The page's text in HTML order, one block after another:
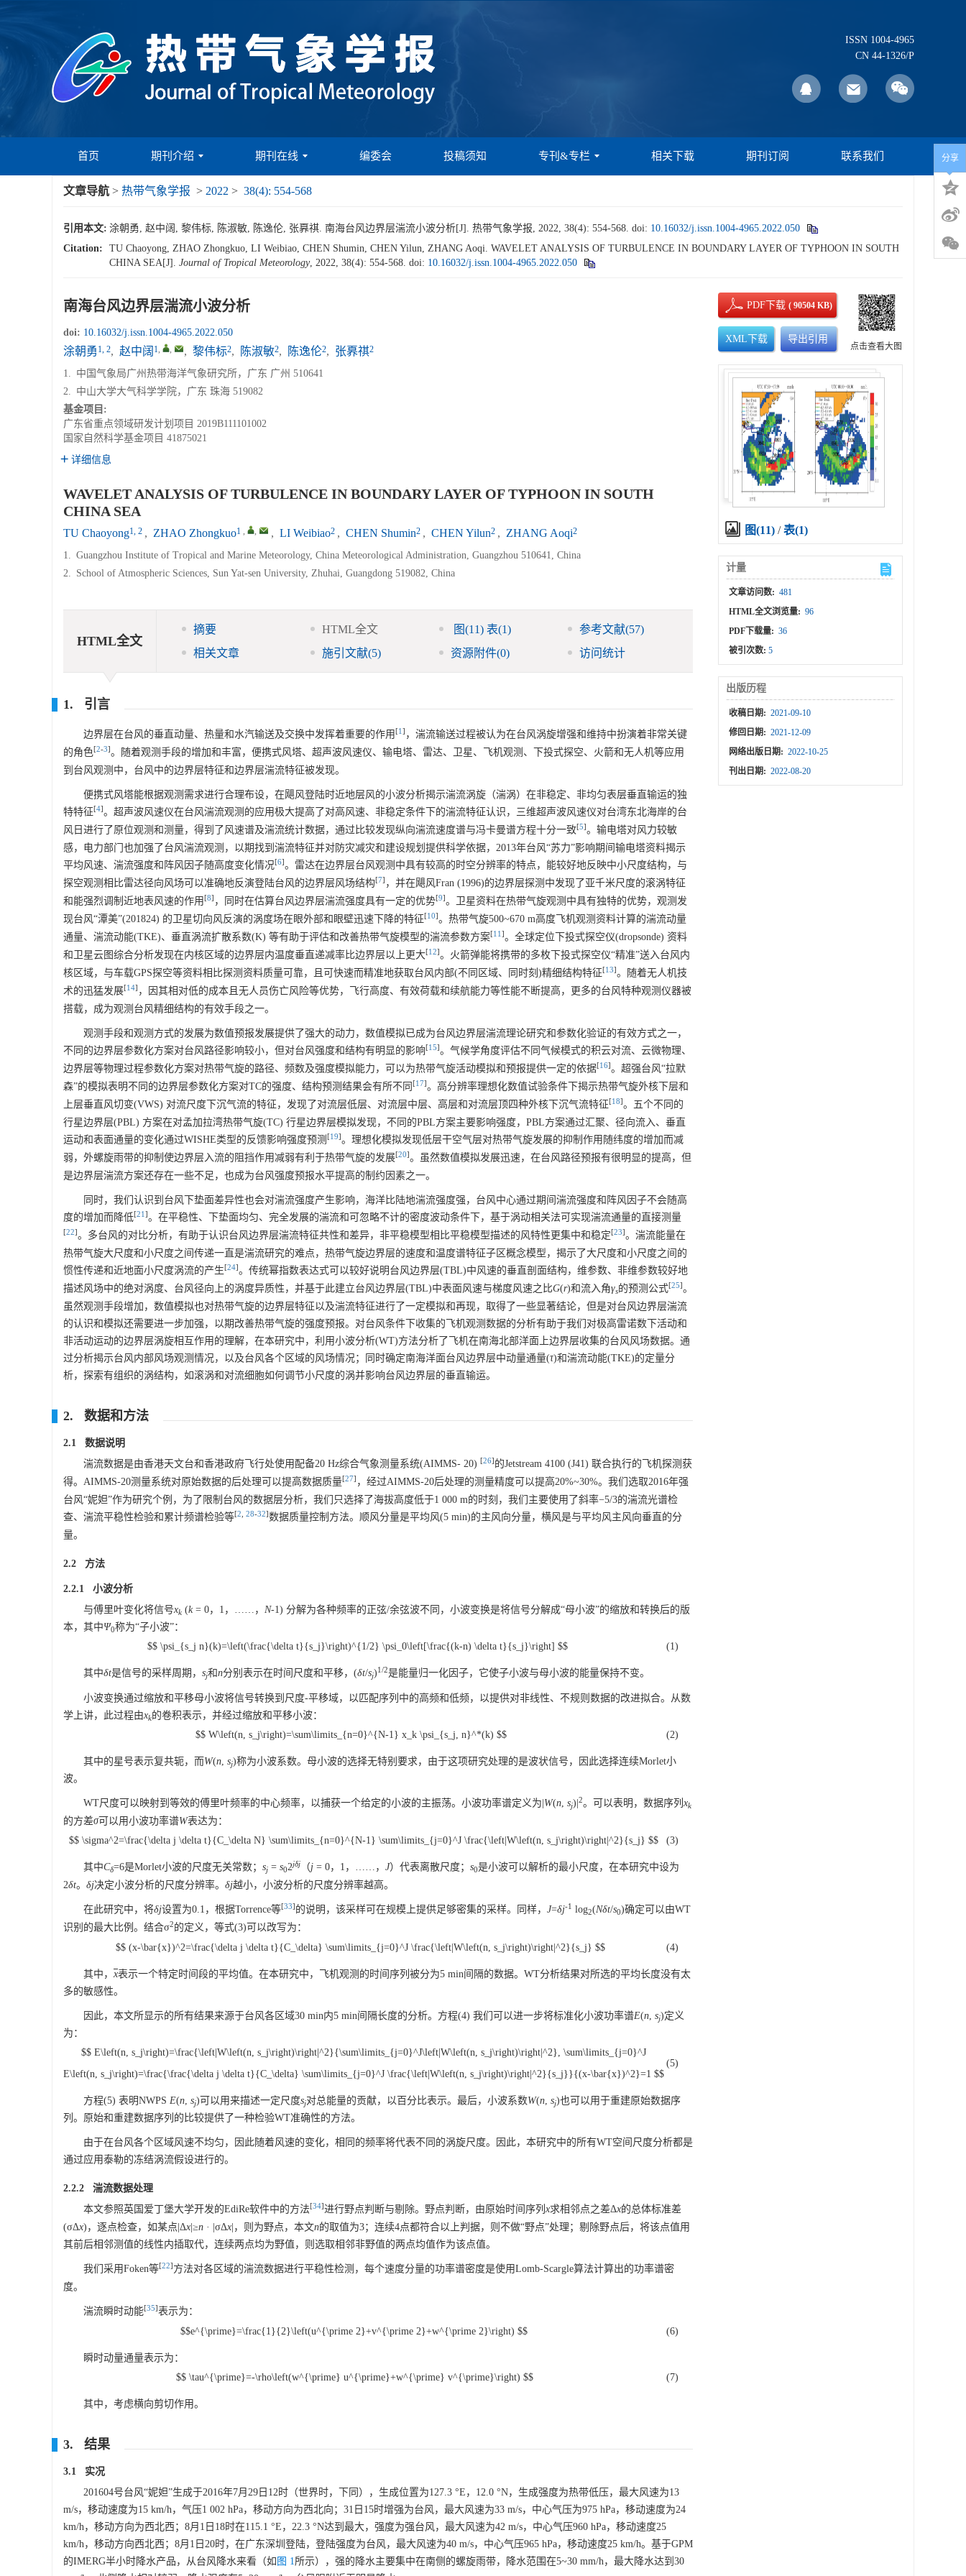
ISSN 1004-4965
CN 44-1326/P
首页 期刊介绍 期刊在线 编委会 投稿须知 专刊&专栏 相关下载 期刊订阅 联系我们
文章导航 > 热带气象学报 > 2022 > 38(4): 554-568
引用本文: 涂朝勇, 赵中阔, 黎伟标, 陈淑敏, 陈逸伦, 张奡祺. 南海台风边界层湍流小波分析[J]. 热带气象学报, 2022, 38(4): 554-568. doi: 10.16032/j.issn.1004-4965.2022.050
Citation:
TU Chaoyong, ZHAO Zhongkuo, LI Weibiao, CHEN Shumin, CHEN Yilun, ZHANG Aoqi. WAVELET ANALYSIS OF TURBULENCE IN BOUNDARY LAYER OF TYPHOON IN SOUTH
CHINA SEA[J]. Journal of Tropical Meteorology, 2022, 38(4): 554-568. doi: 10.16032/j.issn.1004-4965.2022.050
南海台风边界层湍流小波分析
doi: 10.16032/j.issn.1004-4965.2022.050
涂朝勇 1, 2, 赵中阔 1, , , 黎伟标2, 陈淑敏2, 陈逸伦2, 张奡祺2
1. 中国气象局广州热带海洋气象研究所，广东 广州 510641
2. 中山大学大气科学学院，广东 珠海 519082
基金项目:
广东省重点领域研发计划项目 2019B111101002
国家自然科学基金项目 41875021
详细信息
WAVELET ANALYSIS OF TURBULENCE IN BOUNDARY LAYER OF TYPHOON IN SOUTH
CHINA SEA
TU Chaoyong1, 2 , ZHAO Zhongkuo1 , , , LI Weibiao2 , CHEN Shumin2 , CHEN Yilun2 , ZHANG Aoqi2
1. Guangzhou Institute of Tropical and Marine Meteorology, China Meteorological Administration, Guangzhou 510641, China
2. School of Atmospheric Sciences, Sun Yat-sen University, Zhuhai, Guangdong 519082, China
HTML全文
摘要 HTML全文 图(11) 表(1) 参考文献(57)
相关文章
施引文献(5) 资源附件(0) 访问统计
1. 引言
边界层在台风的垂直动量、热量和水汽输送及交换中发挥着重要的作用 [1 ] ，湍流输送过程被认为在台风涡旋增强和维持中扮演着非常关键
的角色[2-3]。随着观测手段的增加和丰富，便携式风塔、超声波风速仪、输电塔、雷达、卫星、飞机观测、下投式探空、火箭和无人机等应用
到台风观测中，台风中的边界层特征和边界层湍流特征被发现。
便携式风塔能根据观测需求进行合理布设，在飓风登陆时近地层风的小波分析揭示湍流涡旋（湍涡）在非稳定、非均匀表层垂直输运的独
特特征[4]。超声波风速仪在台风湍流观测的应用极大提高了对高风速、非稳定条件下的湍流特征认识，三维超声波风速仪对台湾东北海岸的台
风日进行了原位观测和测量，得到了风速谱及湍流统计数据，通过比较发现纵向湍流速度谱与冯卡曼谱方程十分一致[5]。输电塔对风力较敏
感，电力部门也加强了台风湍流观测，以期找到湍流特征并对防灾减灾和建设规划提供科学依据，2013年台风“苏力”影响期间输电塔资料揭示
平均风速、湍流强度和阵风因子随高度变化情况[6]。雷达在边界层台风观测中具有较高的时空分辨率的特点，能较好地反映中小尺度结构，与
探空观测相比雷达径向风场可以准确地反演登陆台风的边界层风场结构[7] ，并在飓风Fran (1996)的边界层探测中发现了亚千米尺度的滚涡特征
和能强烈调制近地表风速的作用 [8] ，同时在估算台风边界层湍流强度具有一定的优势[9]。卫星资料在热带气旋观测中具有独特的优势，观测发
现台风“潭美”(201824) 的卫星切向风反演的涡度场在眼外部和眼壁迅速下降的特征[10]。热带气旋500~670 m高度飞机观测资料计算的湍流动量
通量、湍流动能(TKE)、垂直涡流扩散系数(K) 等有助于评估和改善热带气旋模型的湍流参数方案[11 ]。全球定位下投式探空仪(dropsonde) 资料
和卫星云图综合分析发现在内核区域的边界层内温度垂直递减率比边界层以上更大[12]。火箭弹能将携带的多枚下投式探空仪“精准”送入台风内
核区域，与车载GPS探空等资料相比探测资料质量可靠，且可快速而精准地获取台风内部(不同区域、同时刻)精细结构特征[13]。随着无人机技
术的迅猛发展[14] ，因其相对低的成本且无人员伤亡风险等优势，飞行高度、有效荷载和续航能力等性能不断提高，更多的台风特种观测仪器被
搭载，成为观测台风精细结构的有效手段之一。
观测手段和观测方式的发展为数值预报发展提供了强大的动力，数值模拟已成为台风边界层湍流理论研究和参数化验证的有效方式之一，
不同的边界层参数化方案对台风路径影响较小，但对台风强度和结构有明显的影响[15]。气候学角度评估不同气候模式的积云对流、云微物理、
边界层等物理过程参数化方案对热带气旋的路径、频数及强度模拟能力，可以为热带气旋活动模拟和预报提供一定的依据[16]。超强台风“拉默
森”的模拟表明不同的边界层参数化方案对TC的强度、结构预测结果会有所不同 [17]。高分辨率理想化数值试验条件下揭示热带气旋外核下层和
上层垂直风切变(VWS) 对流尺度下沉气流的特征，发现了对流层低层、对流层中层、高层和对流层顶四种外核下沉气流特征[18]。五个不同的
行星边界层(PBL) 方案在对孟加拉湾热带气旋(TC) 行星边界层模拟发现，不同的PBL方案主要影响强度，PBL方案通过汇聚、径向流入、垂直
运动和表面通量的变化通过WISHE类型的反馈影响强度预测 [19]。理想化模拟发现低层干空气层对热带气旋发展的抑制作用随纬度的增加而减
弱，外螺旋雨带的抑制使边界层入流的阻挡作用减弱有利于热带气旋的发展[20]。虽然数值模拟发展迅速，在台风路径预报有很明显的提高，但
是边界层湍流方案还存在一些不足，也成为台风强度预报水平提高的制约因素之一。
同时，我们认识到台风下垫面差异性也会对湍流强度产生影响，海洋比陆地湍流强度强，台风中心通过期间湍流强度和阵风因子不会随高
度的增加而降低[21 ]。在平稳性、下垫面均匀、完全发展的湍流和可忽略不计的密度波动条件下，基于涡动相关法可实现湍流通量的直接测量
[22]。多台风的对比分析，有助于认识台风边界层湍流特征共性和差异，非平稳模型相比平稳模型描述的风特性更集中和稳定[23]。湍流能量在
热带气旋大尺度和小尺度之间传递一直是湍流研究的难点，热带气旋边界层的速度和温度谱特征子区概念模型，揭示了大尺度和小尺度之间的
惯性传递和近地面小尺度涡流的产生[24]。传统幂指数表达式可以较好说明台风边界层(TBL)中风速的垂直剖面结构，维参数、非维参数较好地
描述风场中的绝对涡度、台风径向上的涡度异质性，并基于此建立台风边界层(TBL)中表面风速与梯度风速之比G(r)和流入角γs的预测公式[25]。
虽然观测手段增加，数值模拟也对热带气旋的边界层特征以及湍流特征进行了一定模拟和再现，取得了一些显著结论，但是对台风边界层湍流
的认识和模拟还需要进一步加强，以期改善热带气旋的强度预报。对台风条件下收集的飞机观测数据的分析有助于我们对极高雷诺数下活动和
非活动运动的边界层涡旋相互作用的理解，在本研究中，利用小波分析(WT)方法分析了飞机在南海北部洋面上边界层收集的台风风场数据。通
过分析揭示台风内部风场观测情况，以及台风各个区域的风场情况；同时确定南海洋面台风边界层中动量通量(τ)和湍流动能(TKE)的定量分
析，探索有组织的涡结构，如滚涡和对流细胞如何调节小尺度的涡并影响台风边界层的垂直输运。
2. 数据和方法
2.1 数据说明
湍流数据是由香港天文台和香港政府飞行处使用配备20 Hz综合气象测量系统(AIMMS- 20) [26] 的Jetstream 4100 (J41) 联合执行的飞机探测获
得。AIMMS-20测量系统对原始数据的后处理可以提高数据质量[27] ，经过AIMMS-20后处理的测量精度可以提高20%~30%。我们选取2016年强
台风“妮妲”作为研究个例，为了限制台风的数据层分析，我们只选择了海拔高度低于1 000 m的时刻，我们主要使用了斜率−5/3的湍流光谱检
查、湍流平稳性检验和累计频谱检验等[2 28-32]数据质量控制方法。顺风分量是平均风(5 min)的主风向分量，横风是与平均风主风向垂直的分
量。
2.2 方法
2.2.1 小波分析
与傅里叶变化将信号xk (k= 0，1，……， N-1) 分解为各种频率的正弦/余弦波不同，小波变换是将信号分解成“母小波”的缩放和转换后的版
本，其中Ψ0称为“子小波”：
$$ \psi_{s_j n}(k)=\left(\frac{\delta t}{s_j}\right)^{1/2} \psi_0\left[\frac{(k-n) \delta t}{s_j}\right] $$
(1)
其中δt是信号的采样周期， sj和n分别表示在时间尺度和平移，(δt/sj)1/2是能量归一化因子，它使子小波与母小波的能量保持不变。
小波变换通过缩放和平移母小波将信号转换到尺度-平移域，以匹配序列中的高频和低频，以提供对非线性、不规则数据的改进拟合。从数
学上讲，此过程由xk的卷积表示，并经过缩放和平移小波：
$$ W\left(n, s_j\right)=\sum\limits_{n=0}^{N-1} x_k \psi_{s_j, n}^*(k) $$
(2)
其中的星号表示复共轭，而W(n, sj)称为小波系数。母小波的选择无特别要求，由于这项研究处理的是波状信号，因此选择连续Morlet小
波。
WT尺度可以映射到等效的傅里叶频率的中心频率，以捕获一个给定的小波的主振荡。小波功率谱定义为| W(n, sj)| 2。可以表明，数据序列 xk
的方差σ可以用小波功率谱W表达为：
$$ \sigma^2=\frac{\delta j \delta t}{C_\delta N} \sum\limits_{n=0}^{N-1} \sum\limits_{j=0}^J \frac{\left|W\left(n, s_j\right)\right|^2}{s_j} $$
(3)
其中Cδ=6是Morlet小波的尺度无关常数； sj = s02jδj （j = 0，1，……， J）代表离散尺度； s0是小波可以解析的最小尺度，在本研究中设为
2δt。 δj决定小波分析的尺度分辨率。 δj越小，小波分析的尺度分辨率越高。
在此研究中，将δj设置为0.1，根据Torrence等[33] 的说明，该采样可在规模上提供足够密集的采样。同样， J=δj-1 log2(Nδt/s0)确定可以由WT
识别的最大比例。结合σ2的定义，等式(3)可以改写为：
$$ (x-\bar{x})^2=\frac{\delta j \delta t}{C_\delta} \sum\limits_{j=0}^J \frac{\left|W\left(n, s_j\right)\right|^2}{s_j} $$
(4)
其中， x表示一个特定时间段的平均值。在本研究中，飞机观测的时间序列被分为5 min间隔的数据。WT分析结果对所选的平均长度没有太
多的敏感性。
因此，本文所显示的所有结果来源于台风各区域30 min内5 min间隔长度的分析。方程(4) 我们可以进一步将标准化小波功率谱E(n, sj)定义
为：
$$ E\left(n, s_j\right)=\frac{\left|W\left(n, s_j\right)\right|^2}{\sum\limits_{j=0}^J\left|W\left(n, s_j\right)\right|^2}, \sum\limits_{j=0}^J
E\left(n, s_j\right)=\frac{\frac{\delta j \delta t}{C_\delta} \sum\limits_{j=0}^J \frac{\left|W\left(n, s_j\right)\right|^2}{s_j}}{(x-\bar{x})^2}=1 $$
(5)
方程(5) 表明NWPS E(n, sj)可以用来描述一定尺度sj对总能量的贡献，以百分比表示。最后，小波系数W(n, sj)也可以用于重建原始数据序
列。原始和重建数据序列的比较提供了一种检验WT准确性的方法。
由于在台风各个区域风速不均匀，因此随着风速的变化，相同的频率将代表不同的涡旋尺度。因此，本研究中的所有WT空间尺度分析都是
通过应用泰勒的冻结涡流假设进行的。
2.2.2 湍流数据处理
本文参照英国爱丁堡大学开发的EdiRe软件中的方法[34]进行野点判断与剔除。野点判断，由原始时间序列 x求相邻点之差Δx的总体标准差
(σΔx)，逐点检查，如某点|Δx |≥n · |σΔx |，则为野点，本文n的取值为3；连续4点都符合以上判据，则不做“野点”处理；剔除野点后，将该点值用
其前后相邻测值的线性内插取代，连续两点均为野值，则选取相邻非野值的两点均值作为该点值。
我们采用Foken等[22] 方法对各区域的湍流数据进行平稳性检测，每个速度分量的功率谱密度是使用Lomb-Scargle算法计算出的功率谱密
度。
湍流瞬时动能[35]表示为：
$$e^{\prime}=\frac{1}{2}\left(u^{\prime 2}+v^{\prime 2}+w^{\prime 2}\right) $$
(6)
瞬时动量通量表示为：
$$ \tau^{\prime}=-\rho\left(w^{\prime} u^{\prime}+w^{\prime} v^{\prime}\right) $$
(7)
其中，考虑横向剪切作用。
3. 结果
3.1 实况
201604号台风“妮妲”生成于2016年7月29日12时（世界时，下同），生成位置为127.3 °E，12.0 °N，生成强度为热带低压，最大风速为13
m/s，移动速度为15 km/h，气压1 002 hPa，移动方向为西北向；31日15时增强为台风，最大风速为33 m/s，中心气压为975 hPa，移动速度为24
km/h，移动方向为西北西；8月1日18时在115.1 °E，22.3 °N达到最大，强度为强台风，最大风速为42 m/s，中心气压960 hPa，移动速度25
km/h，移动方向西北西；8月1日20时，在广东深圳登陆，登陆强度为台风，最大风速为40 m/s，中心气压965 hPa，移动速度25 km/h。基于GPM
的IMERG半小时降水产品，从台风降水来看（如 图 1所示），强的降水主要集中在南侧的螺旋雨带，降水范围在5~30 mm/h，最大降水达到30
PDF下载( 90504 KB)
XML下载 导出引用
点击查看大图
图(11) /表(1)
计量
文章访问数: 481
HTML全文浏览量: 96
PDF下载量: 36
被引次数:5
出版历程
收稿日期: 2021-09-10
修回日期: 2021-12-09
网络出版日期: 2022-10-25
刊出日期: 2022-08-20
分享